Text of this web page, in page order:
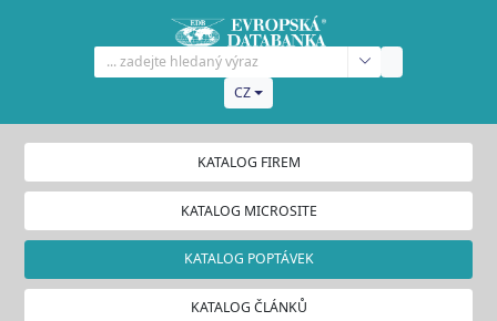
CZ
KATALOG FIREM
KATALOG MICROSITE
KATALOG POPTÁVEK
KATALOG ČLÁNKŮ